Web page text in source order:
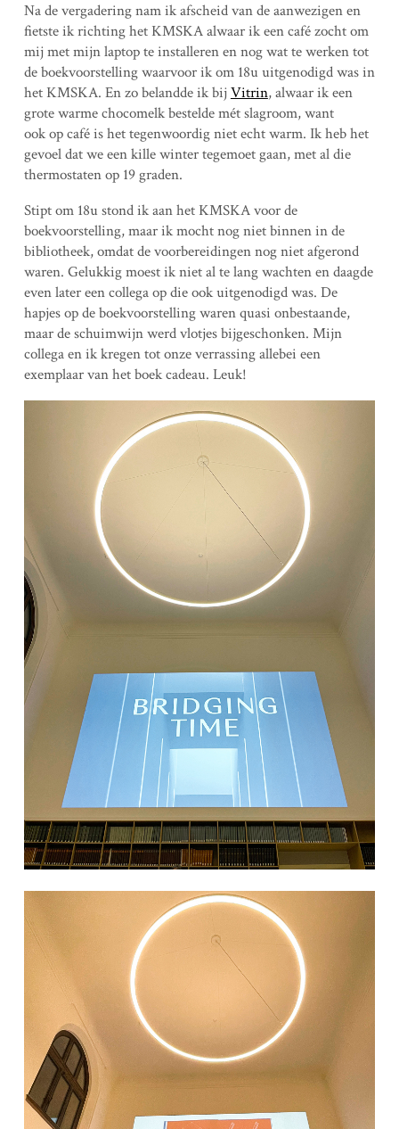
Na de vergadering nam ik afscheid van de aanwezigen en
fietste ik richting het KMSKA alwaar ik een café zocht om
mij met mijn laptop te installeren en nog wat te werken tot
de boekvoorstelling waarvoor ik om 18u uitgenodigd was in
het KMSKA. En zo belandde ik bijVitrin, alwaar ik een
grote warme chocomelk bestelde mét slagroom, want
ook op café is het tegenwoordig niet echt warm. Ik heb het
gevoel dat we een kille winter tegemoet gaan, met al die
thermostaten op 19 graden.
Stipt om 18u stond ik aan het KMSKA voor de
boekvoorstelling, maar ik mocht nog niet binnen in de
bibliotheek, omdat de voorbereidingen nog niet afgerond
waren. Gelukkig moest ik niet al te lang wachten en daagde
even later een collega op die ook uitgenodigd was. De
hapjes op de boekvoorstelling waren quasi onbestaande,
maar de schuimwijn werd vlotjes bijgeschonken. Mijn
collega en ik kregen tot onze verrassing allebei een
exemplaar van het boek cadeau. Leuk!